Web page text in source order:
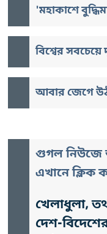
'মহাকাশে
বিশ্বের
আবার জেগে
গুগল নিউজে
এখানে ক্লিক
খেলাধুলা,
দেশ-